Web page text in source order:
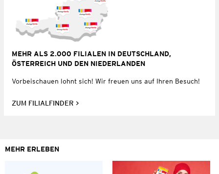
MEHR ALS 2.000 FILIALEN IN DEUTSCHLAND,
ÖSTERREICH UND DEN NIEDERLANDEN
Vorbeischauen lohnt sich! Wir freuen uns auf Ihren Besuch!
ZUM FILIALFINDER
MEHR ERLEBEN